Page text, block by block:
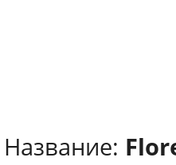
Название: